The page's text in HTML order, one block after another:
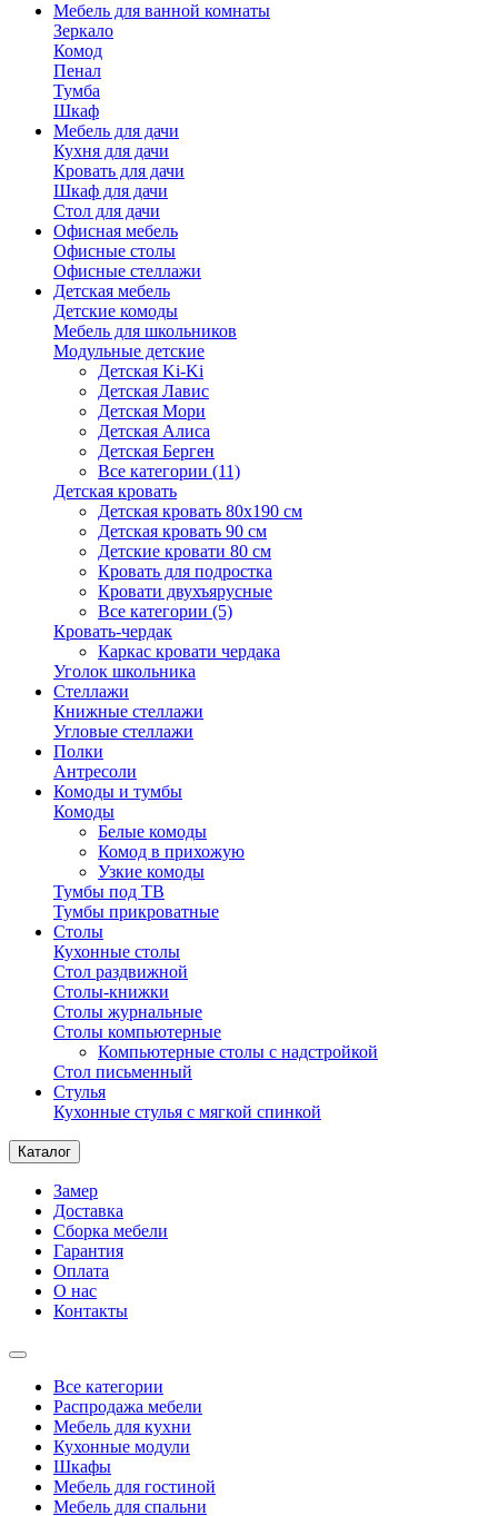
Мебель для ванной комнаты
Зеркало
Комод
Пенал
Тумба
Шкаф
Мебель для дачи
Кухня для дачи
Кровать для дачи
Шкаф для дачи
Стол для дачи
Офисная мебель
Офисные столы
Офисные стеллажи
Детская мебель
Детские комоды
Мебель для школьников
Модульные детские
Детская Ki-Ki
Детская Лавис
Детская Мори
Детская Алиса
Детская Берген
Все категории (11)
Детская кровать
Детская кровать 80х190 см
Детская кровать 90 см
Детские кровати 80 см
Кровать для подростка
Кровати двухъярусные
Все категории (5)
Кровать-чердак
Каркас кровати чердака
Уголок школьника
Стеллажи
Книжные стеллажи
Угловые стеллажи
Полки
Антресоли
Комоды и тумбы
Комоды
Белые комоды
Комод в прихожую
Узкие комоды
Тумбы под ТВ
Тумбы прикроватные
Столы
Кухонные столы
Стол раздвижной
Столы-книжки
Столы журнальные
Столы компьютерные
Компьютерные столы с надстройкой
Стол письменный
Стулья
Кухонные стулья с мягкой спинкой
Каталог
Замер
Доставка
Сборка мебели
Гарантия
Оплата
О нас
Контакты
Все категории
Распродажа мебели
Мебель для кухни
Кухонные модули
Шкафы
Мебель для гостиной
Мебель для спальни